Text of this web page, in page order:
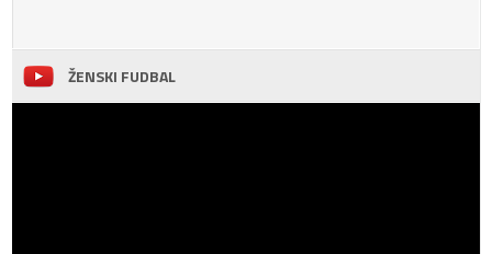
ŽENSKI FUDBAL